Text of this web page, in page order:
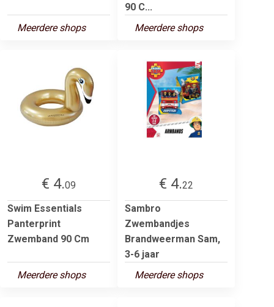
Meerdere shops
90 C...
Meerdere shops
€ 4.09
Swim Essentials
Panterprint
Zwemband 90 Cm
Meerdere shops
€ 4.22
Sambro
Zwembandjes
Brandweerman Sam,
3-6 jaar
Meerdere shops